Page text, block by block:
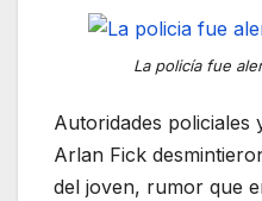
La policía fue
Autoridades policiales
Arlan Fick
del joven, rumor que